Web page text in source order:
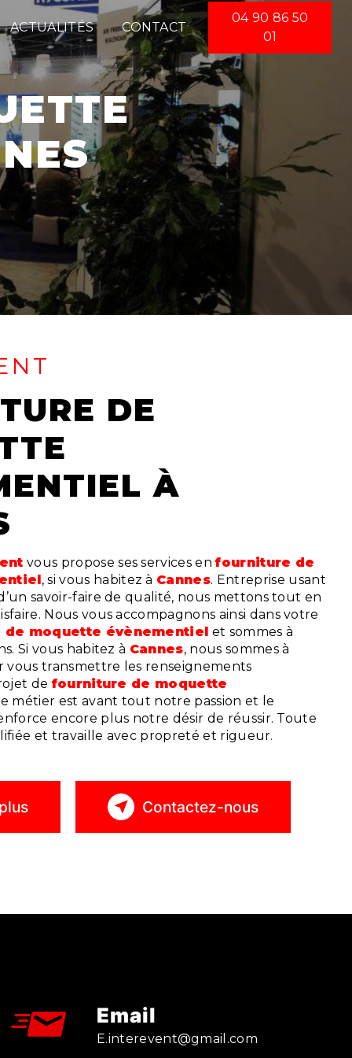
ACTUALITÉS CONTACT
04 90 86 50
01
À
vous propose ses services enfourniture de
, si vous habitez à Cannes. Entreprise usant
savoir-faire de qualité, nous mettons tout en
Nous vous accompagnons ainsi dans votre
moquette évènementiel et sommes à
Si vous habitez à Cannes, nous sommes à
vous transmettre les renseignements
defourniture de moquette
métier est avant tout notre passion et le
encore plus notre désir de réussir. Toute
et travaille avec propreté et rigueur.
Contactez-nous
Email
e.interevent@gmail.com